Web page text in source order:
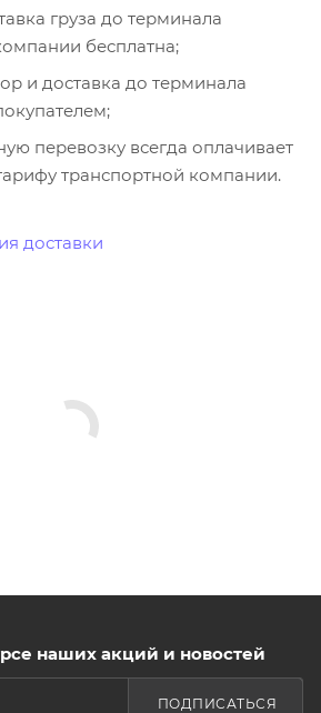
груза до терминала
бесплатна;
и доставка до терминала
перевозку всегда оплачивает
транспортной компании.
доставки
наших акций и новостей
ПОДПИСАТЬСЯ